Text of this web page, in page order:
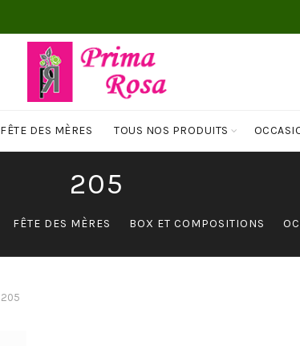
FÊTE DES MÈRES TOUS NOS PRODUITS
205
FÊTE DES MÈRES BOX ET COMPOSITIONS
205